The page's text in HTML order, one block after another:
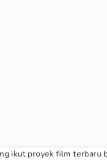
ikut proyek film terbaru